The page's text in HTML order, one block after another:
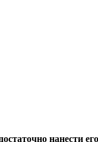
достаточно нанести